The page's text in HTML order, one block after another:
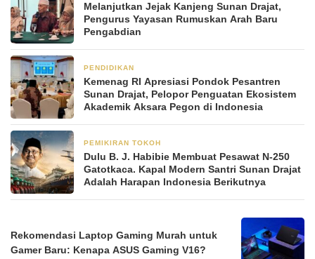
Melanjutkan Jejak Kanjeng Sunan Drajat,
Pengurus Yayasan Rumuskan Arah Baru
Pengabdian
PENDIDIKAN
Kemenag RI Apresiasi Pondok Pesantren
Sunan Drajat, Pelopor Penguatan Ekosistem
Akademik Aksara Pegon di Indonesia
PEMIKIRAN TOKOH
Dulu B. J. Habibie Membuat Pesawat N-250
Gatotkaca. Kapal Modern Santri Sunan Drajat
Adalah Harapan Indonesia Berikutnya
Rekomendasi Laptop Gaming Murah untuk
Gamer Baru: Kenapa ASUS Gaming V16?